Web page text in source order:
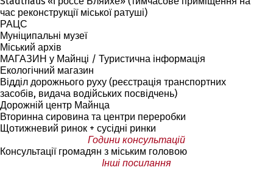
час реконструкції міської ратуші)
РАЦС
Муніципальні музеї
Міський архів
МАГАЗИН у Майнці / Туристична інформація
Екологічний магазин
Відділ дорожнього руху (реєстрація транспортних
засобів, видача водійських посвідчень)
Дорожній центр Майнца
Вторинна сировина та центри переробки
Щотижневий ринок + сусідні ринки
Години консультацій
Консультації громадян з міським головою
Інші посилання